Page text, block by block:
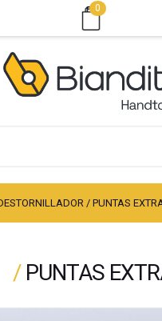
0
/PUNTAS
/ PUNTAS